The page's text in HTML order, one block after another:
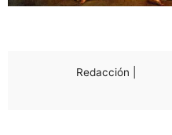
Redacción |